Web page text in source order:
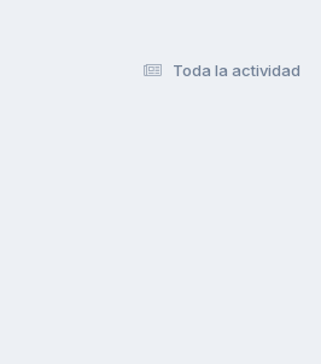
Toda la actividad